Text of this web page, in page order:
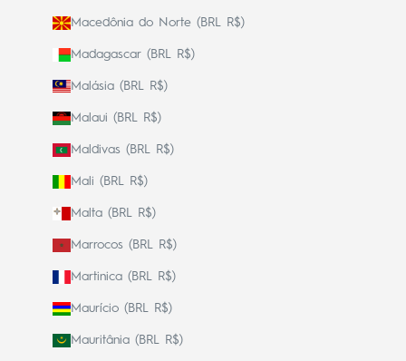
Macedônia do Norte (BRL R$)
Madagascar (BRL R$)
Malásia (BRL R$)
Malaui (BRL R$)
Maldivas (BRL R$)
Mali (BRL R$)
Malta (BRL R$)
Marrocos (BRL R$)
Martinica (BRL R$)
Maurício (BRL R$)
Mauritânia (BRL R$)